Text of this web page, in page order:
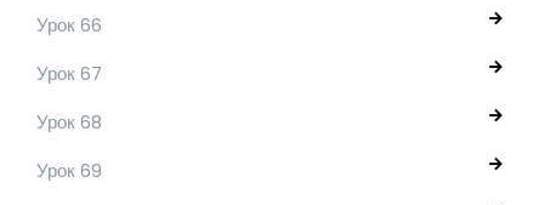
Урок 66
Урок 67
Урок 68
Урок 69